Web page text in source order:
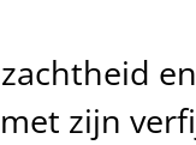
zijn